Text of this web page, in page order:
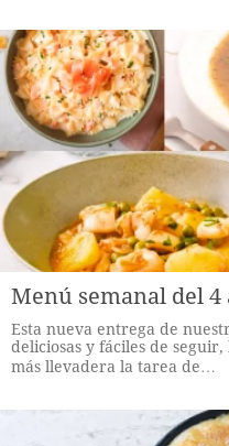
Menú semanal del 4
Esta nueva entrega de
deliciosas y fáciles de
más llevadera la tarea de…